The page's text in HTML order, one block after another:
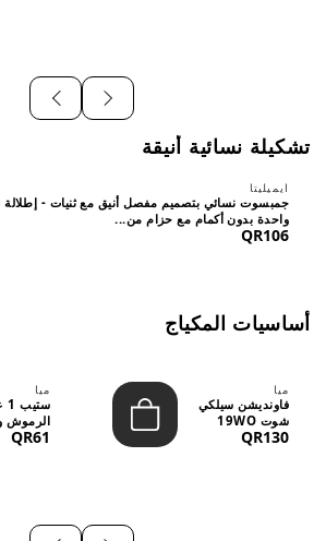
تشكيلة نسائية أنيقة
ايميليتا
جمبسوت نسائي بتصميم مفصل أنيق مع ثنيات -
واحدة بدون أكمام مع حزام من...
QR106
أساسيات المكياج
ميا
فاونديشن سيلكي
شوت 19WO
ميديوم دارك بدرجة
QR130
ميا
الرموش
12 مل
QR61